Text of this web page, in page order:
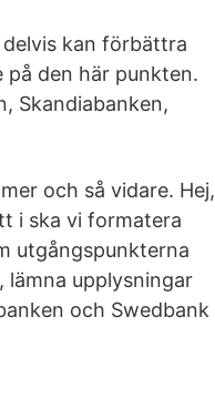
kan förbättra
den här punkten.
Skandiabanken,
och så vidare. Hej,
i ska vi formatera
utgångspunkterna
lämna upplysningar
och Swedbank